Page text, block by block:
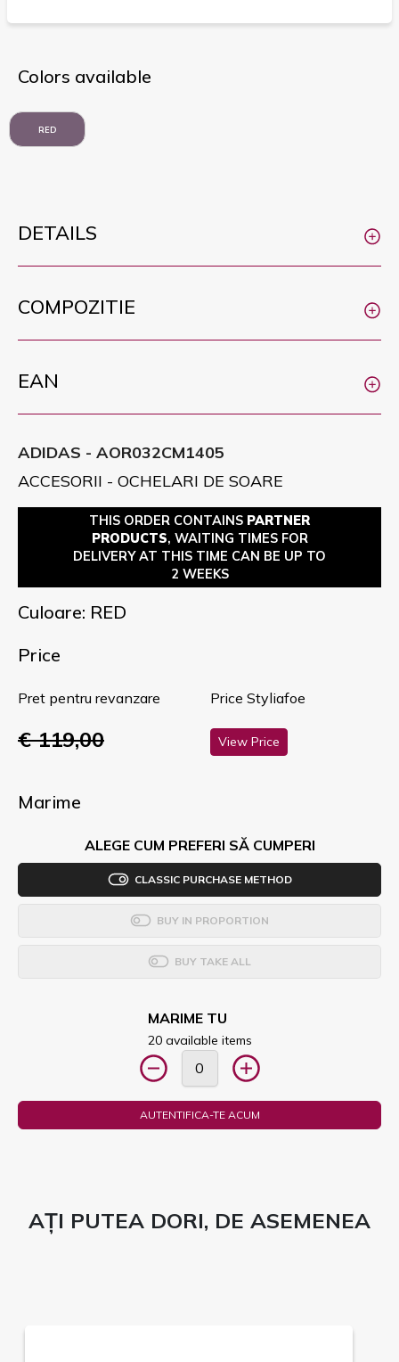
Colors available
RED
DETAILS
COMPOZITIE
EAN
ADIDAS - AOR032CM1405
ACCESORII - OCHELARI DE SOARE
THIS ORDER CONTAINS PARTNER
PRODUCTS, WAITING TIMES FOR
DELIVERY AT THIS TIME CAN BE UP TO
2 WEEKS
Culoare: RED
Price
Pret pentru revanzare
€ 119,00
Price Styliafoe
View Price
Marime
ALEGE CUM PREFERI SĂ CUMPERI
CLASSIC PURCHASE METHOD
BUY IN PROPORTION
BUY TAKE ALL
MARIME TU
20 available items
AUTENTIFICA-TE ACUM
AȚI PUTEA DORI, DE ASEMENEA